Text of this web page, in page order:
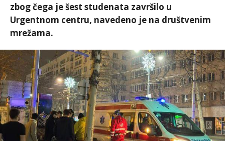
zbog čega je šest studenata završilo u
Urgentnom centru, navedeno je na društvenim
mrežama.